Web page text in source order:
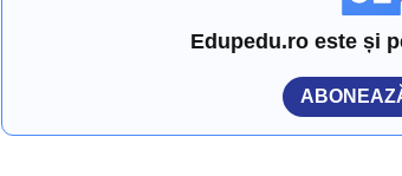
Edupedu.ro este și